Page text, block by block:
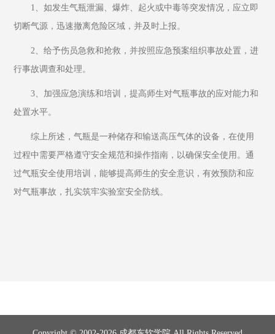
1、如发生气瓶泄漏、爆炸、起火或中毒等突发情况，应立即
切断气源，迅速撤离危险区域，并及时上报。
2、给予伤员急救和抢救，并按照应急预案组织事故处置，进
行事故调查和处理。
3、加强应急演练和培训，提高师生对气瓶事故的应对能力和
处置水平。
综上所述，气瓶是一种储存和输送高压气体的设备，在使用
过程中需要严格遵守安全规范和操作指南，以确保安全使用。通
过气瓶安全使用培训，能够提高师生的安全意识，有效预防和应
对气瓶事故，扎实筑牢实验室安全防线。